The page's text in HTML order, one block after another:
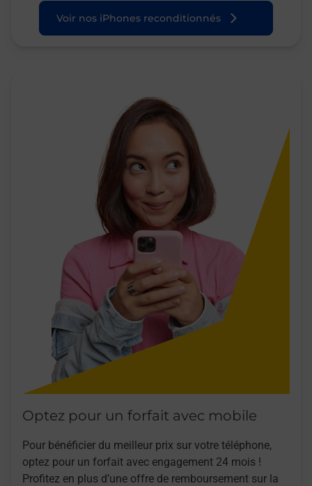
Voir nos iPhones reconditionnés
Optez pour un forfait avec mobile
Pour bénéficier du meilleur prix sur votre téléphone,
optez pour un forfait avec engagement 24 mois !
Profitez en plus d’une offre de remboursement sur la